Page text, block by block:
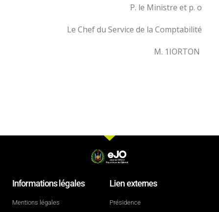
P. le Ministre et p. o
Le Chef du Service de la Comptabilité
M. 1IORTON
Informations légales
Mentions légales
Lien externes
Présidence